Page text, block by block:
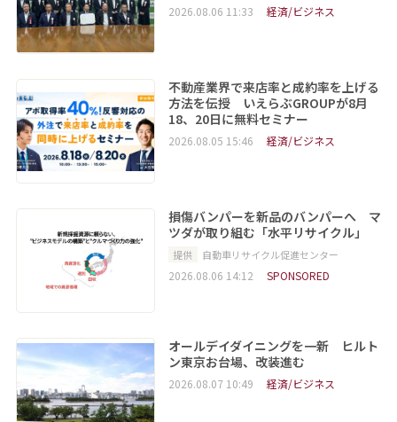
2026.08.06 11:33 経済/ビジネス
不動産業界で来店率と成約率を上げる
方法を伝授 いえらぶGROUPが8月
18、20日に無料セミナー
2026.08.05 15:46 経済/ビジネス
損傷バンパーを新品のバンパーへ マ
ツダが取り組む「水平リサイクル」
提供 自動車リサイクル促進センター
2026.08.06 14:12 SPONSORED
オールデイダイニングを一新 ヒルト
ン東京お台場、改装進む
2026.08.07 10:49 経済/ビジネス